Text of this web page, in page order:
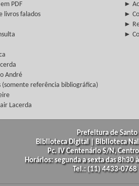
PDF
►
livros falados
►
►
►
André
referência bibliográfica)
Lacerda
Prefeitura de
Biblioteca Digital | Biblioteca
Pc. IV Centenário S/N,
Horários: segunda a sexta das
Tel.: (11) 4433-